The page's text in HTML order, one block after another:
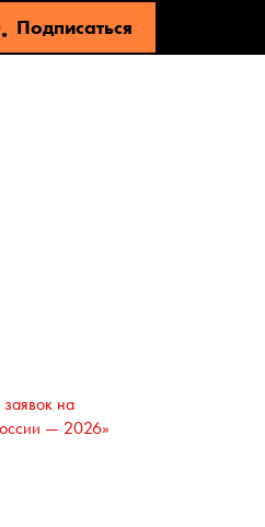
Подписаться
на
— 2026»